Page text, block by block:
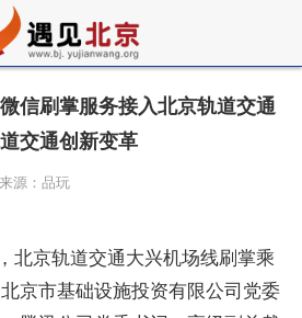
信刷掌服务接入北京轨道交通
交通创新变革
源：品玩
北京轨道交通大兴机场线刷掌乘
京市基础设施投资有限公司党委